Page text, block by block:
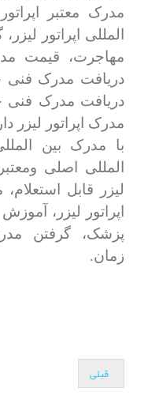
مدرک معتبر
المللی اپراتور
مهاجرت، قیمت
دریافت مدرک فنی
دریافت مدرک فنی
مدرک اپراتور لیزر
با مدرک بین
المللی اصلی
لیزر قابل
اپراتور لیزر،
پزشک، گرفتن
زمان.
قبلی